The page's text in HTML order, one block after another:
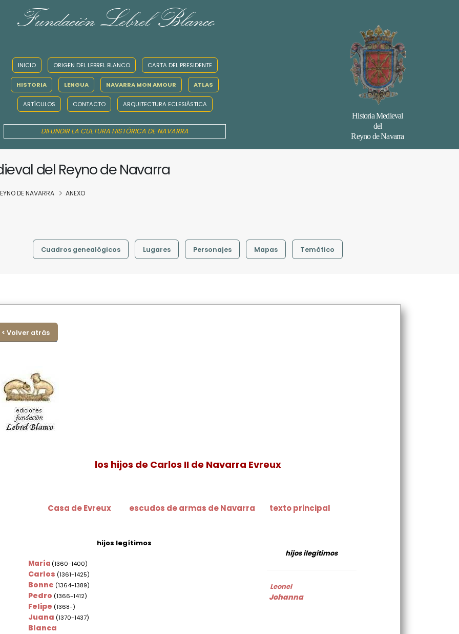
Fundación Lebrel Blanco
INICIO ORIGEN DEL LEBREL BLANCO CARTA DEL PRESIDENTE
HISTORIA LENGUA NAVARRA MON AMOUR ATLAS
ARTÍCULOS CONTACTO ARQUITECTURA ECLESIÁSTICA
DIFUNDIR LA CULTURA HISTÓRICA DE NAVARRA
Historia Medieval
del
Reyno de Navarra
del Reyno de Navarra
DE NAVARRA ANEXO
Cuadros genealógicos Lugares Personajes Mapas Temático
< Volver atrás
los hijos de Carlos II de Navarra Evreux
Casa de Evreux escudos de armas de Navarra texto principal
hijos legítimos
María (1360-1400)
Carlos (1361-1425)
Bonne (1364-1389)
Pedro (1366-1412)
Felipe (1368-)
Juana (1370-1437)
Blanca
hijos ilegítimos
Leonel
Johanna